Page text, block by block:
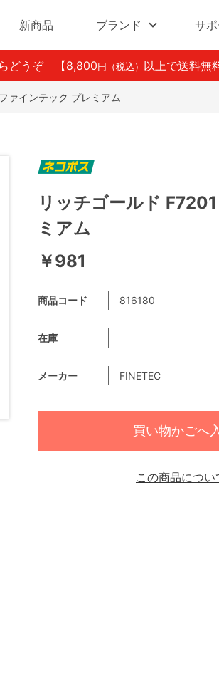
新商品 ブランド サポ
どうぞ 【8,800 円（税込） 以上で送料無
ァインテック プレミアム
リッチゴールド
ミアム
￥981
商品コード 816180
在庫
メーカー FINETEC
買い物かごへ
この商品につ